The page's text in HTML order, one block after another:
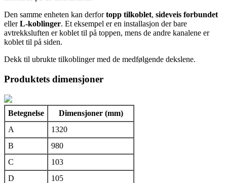
Den samme enheten kan derfortopp tilkoblet, sideveis forbundet
ellerL-koblinger. Et eksempel er en installasjon der bare
avtrekksluften er koblet til på toppen, mens de andre kanalene er
koblet til på siden.
Dekk til ubrukte tilkoblinger med de medfølgende dekslene.
Produktets dimensjoner
Betegnelse
Dimensjoner (mm)
A
1320
B
980
C
103
D
105